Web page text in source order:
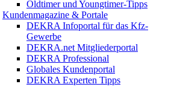
Oldtimer und Youngtimer-Tipps
Kundenmagazine & Portale
DEKRA Infoportal für das Kfz-
Gewerbe
DEKRA.net Mitgliederportal
DEKRA Professional
Globales Kundenportal
DEKRA Experten Tipps